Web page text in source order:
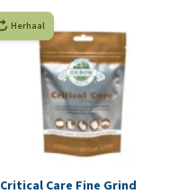
Herhaal
Critical Care Fine Grind